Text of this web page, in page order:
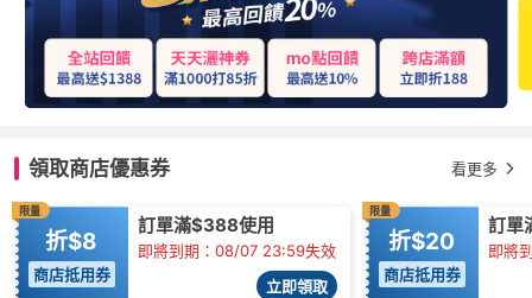
領取商店優惠券 看更多
限量
折$8
商店抵用券
訂單滿$388使用
即將到期：08/07 23:59失效
立即領取
限量
折$20
商店抵用券
訂單
即將